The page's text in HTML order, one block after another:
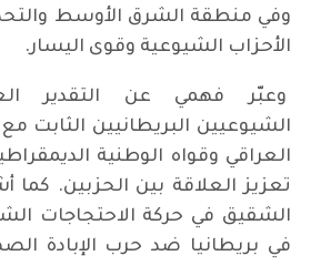
وفي منطقة الشرق الأوسط
الأحزاب الشيوعية وقوى اليسار.
وعبّر فهمي عن التقدير
الشيوعيين البريطانيين الثابت
العراقي وقواه الوطنية
تعزيز العلاقة بين الحزبين. كما
الشقيق في حركة الاحتجاجات
في بريطانيا ضد حرب الإبادة